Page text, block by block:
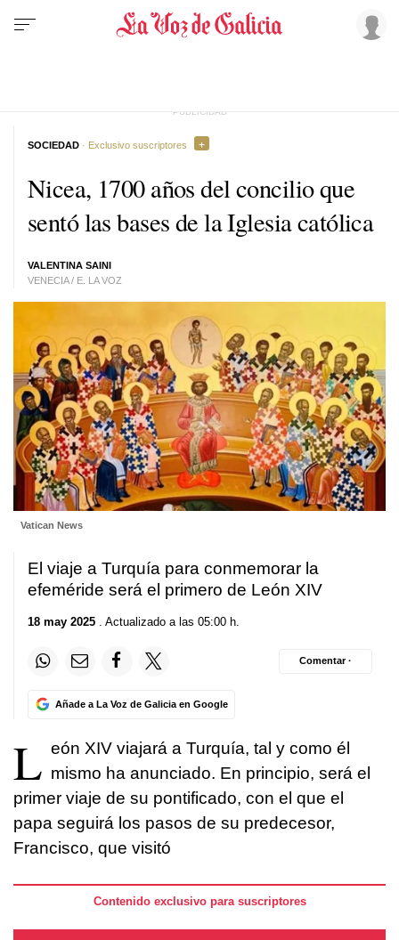
Nicea, 1700 años del concilio que
sentó las bases de la Iglesia católica
VALENTINA SAINI
VENECIA / E. LA VOZ
SOCIEDAD · Exclusivo suscriptores
Vatican News
El viaje a Turquía para conmemorar la
efeméride será el primero de León XIV
18 may 2025 . Actualizado a las 05:00 h.
Añade a La Voz de Galicia en Google
Comentar ·
L eón XIV viajará a Turquía, tal y como él
mismo ha anunciado. En principio, será el
primer viaje de su pontificado, con el que el
papa seguirá los pasos de su predecesor,
Francisco, que visitó
Contenido exclusivo para suscriptores